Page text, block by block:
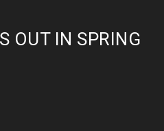
OUT IN SPRING